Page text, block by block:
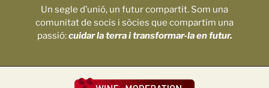
Un segle d’unió, un futur compartit. Som una
comunitat de socis i sòcies que compartim una
passió:cuidar la terra i transformar-la en futur.